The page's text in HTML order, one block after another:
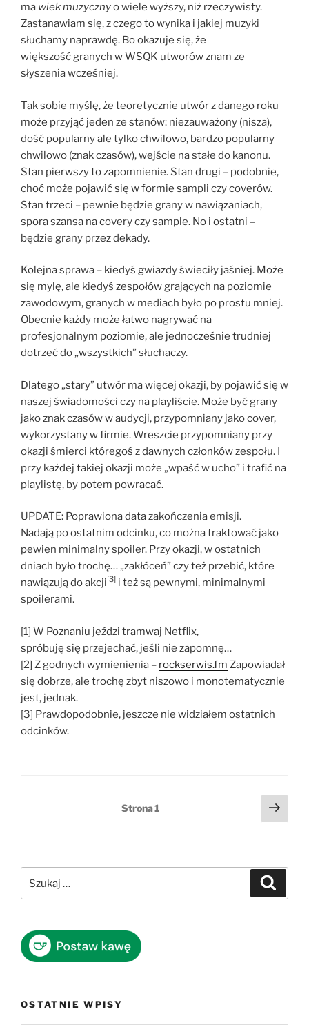
ma wiek muzycznyo wiele wyższy, niż rzeczywisty.
Zastanawiam się, z czego to wynika i jakiej muzyki
słuchamy naprawdę. Bo okazuje się, że
większość granych w WSQK utworów znam ze
słyszenia wcześniej.
Tak sobie myślę, że teoretycznie utwór z danego roku
może przyjąć jeden ze stanów: niezauważony (nisza),
dość popularny ale tylko chwilowo, bardzo popularny
chwilowo (znak czasów), wejście na stałe do kanonu.
Stan pierwszy to zapomnienie. Stan drugi – podobnie,
choć może pojawić się w formie sampli czy coverów.
Stan trzeci – pewnie będzie grany w nawiązaniach,
spora szansa na covery czy sample. No i ostatni –
będzie grany przez dekady.
Kolejna sprawa – kiedyś gwiazdy świeciły jaśniej. Może
się mylę, ale kiedyś zespołów grających na poziomie
zawodowym, granych w mediach było po prostu mniej.
Obecnie każdy może łatwo nagrywać na
profesjonalnym poziomie, ale jednocześnie trudniej
dotrzeć do „wszystkich” słuchaczy.
Dlatego „stary” utwór ma więcej okazji, by pojawić się w
naszej świadomości czy na playliście. Może być grany
jako znak czasów w audycji, przypomniany jako cover,
wykorzystany w firmie. Wreszcie przypomniany przy
okazji śmierci któregoś z dawnych członków zespołu. I
przy każdej takiej okazji może „wpaść w ucho” i trafić na
playlistę, by potem powracać.
UPDATE: Poprawiona data zakończenia emisji.
Nadają po ostatnim odcinku, co można traktować jako
pewien minimalny spoiler. Przy okazji, w ostatnich
dniach było trochę… „zakłóceń” czy też przebić, które
nawiązują do akcji[3] i też są pewnymi, minimalnymi
spoilerami.
[1] W Poznaniu jeździ tramwaj Netflix,
spróbuję się przejechać, jeśli nie zapomnę…
[2] Z godnych wymienienia – rockserwis.fm Zapowiadał
się dobrze, ale trochę zbyt niszowo i monotematycznie
jest, jednak.
[3] Prawdopodobnie, jeszcze nie widziałem ostatnich
odcinków.
Strona1
OSTATNIE WPISY